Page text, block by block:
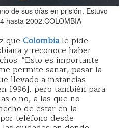
de sus días en prisión. Estuvo
hasta 2002.COLOMBIA
que Colombiale pide
y reconoce haber
“Esto es importante
permite sanar, pasar la
llevado a instancias
1996], pero también para
o no, a las que no
de estar en la
teléfono desde